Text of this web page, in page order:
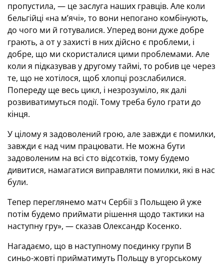
пропустила, — це заслуга наших гравців. Але коли
бельгійці «на м’ячі», то вони непогано комбінують,
до чого ми й готувалися. Уперед вони дуже добре
грають, а от у захисті в них дійсно є проблеми, і
добре, що ми скористалися цими проблемами. Але
коли я підказував у другому таймі, то робив це через
те, що не хотілося, щоб хлопці розслабилися.
Попереду ще весь цикл, і незрозуміло, як далі
розвиватимуться події. Тому треба було грати до
кінця.
У цілому я задоволений грою, але завжди є помилки,
завжди є над чим працювати. Не можна бути
задоволеним на всі сто відсотків, тому будемо
дивитися, намагатися виправляти помилки, які в нас
були.
Тепер переглянемо матч Сербії з Польщею й уже
потім будемо приймати рішення щодо тактики на
наступну гру», — сказав Олександр Косенко.
Нагадаємо, що в наступному поєдинку групи В
синьо-жовті прийматимуть Польщу в угорському